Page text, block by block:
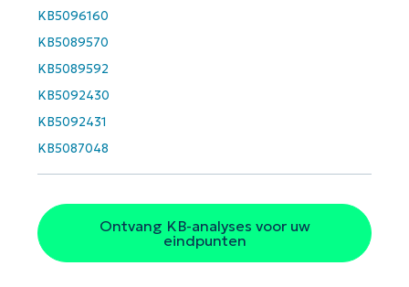
KB5096160
KB5089570
KB5089592
KB5092430
KB5092431
KB5087048
Ontvang KB-analyses voor uw
eindpunten